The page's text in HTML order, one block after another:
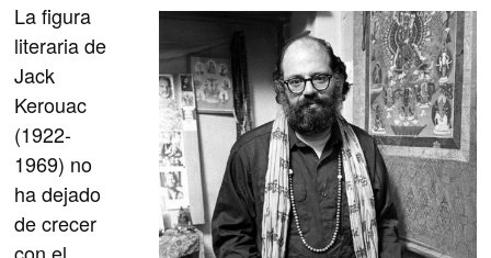
La figura
literaria de
Jack
Kerouac
(1922-
1969) no
ha dejado
de crecer